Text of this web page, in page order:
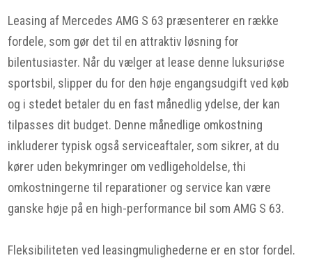
Leasing af Mercedes AMG S 63 præsenterer en række
fordele, som gør det til en attraktiv løsning for
bilentusiaster. Når du vælger at lease denne luksuriøse
sportsbil, slipper du for den høje engangsudgift ved køb
og i stedet betaler du en fast månedlig ydelse, der kan
tilpasses dit budget. Denne månedlige omkostning
inkluderer typisk også serviceaftaler, som sikrer, at du
kører uden bekymringer om vedligeholdelse, thi
omkostningerne til reparationer og service kan være
ganske høje på en high-performance bil som AMG S 63.
Fleksibiliteten ved leasingmulighederne er en stor fordel.